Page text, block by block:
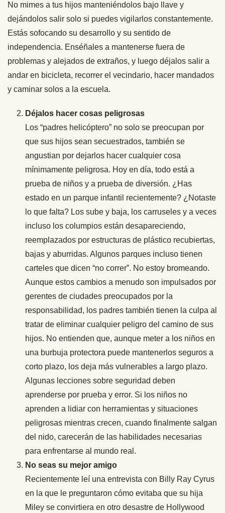
No mimes a tus hijos manteniéndolos bajo llave y
dejándolos salir solo si puedes vigilarlos constantemente.
Estás sofocando su desarrollo y su sentido de
independencia. Enséñales a mantenerse fuera de
problemas y alejados de extraños, y luego déjalos salir a
andar en bicicleta, recorrer el vecindario, hacer mandados
y caminar solos a la escuela.
Déjalos hacer cosas peligrosas
Los “padres helicóptero” no solo se preocupan por
que sus hijos sean secuestrados, también se
angustian por dejarlos hacer cualquier cosa
mínimamente peligrosa. Hoy en día, todo está a
prueba de niños y a prueba de diversión. ¿Has
estado en un parque infantil recientemente? ¿Notaste
lo que falta? Los sube y baja, los carruseles y a veces
incluso los columpios están desapareciendo,
reemplazados por estructuras de plástico recubiertas,
bajas y aburridas. Algunos parques incluso tienen
carteles que dicen “no correr”. No estoy bromeando.
Aunque estos cambios a menudo son impulsados por
gerentes de ciudades preocupados por la
responsabilidad, los padres también tienen la culpa al
tratar de eliminar cualquier peligro del camino de sus
hijos. No entienden que, aunque meter a los niños en
una burbuja protectora puede mantenerlos seguros a
corto plazo, los deja más vulnerables a largo plazo.
Algunas lecciones sobre seguridad deben
aprenderse por prueba y error. Si los niños no
aprenden a lidiar con herramientas y situaciones
peligrosas mientras crecen, cuando finalmente salgan
del nido, carecerán de las habilidades necesarias
para enfrentarse al mundo real.
No seas su mejor amigo
Recientemente leí una entrevista con Billy Ray Cyrus
en la que le preguntaron cómo evitaba que su hija
Miley se convirtiera en otro desastre de Hollywood